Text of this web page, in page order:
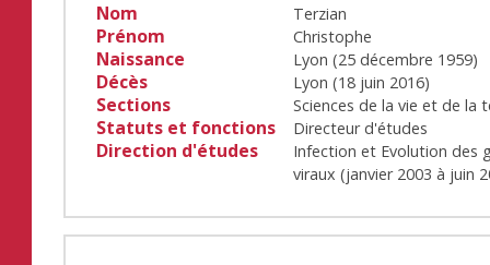
Nom Terzian
Prénom Christophe
Naissance Lyon (25 décembre 1959)
Décès Lyon (18 juin 2016)
Sections Sciences de la vie et de la
Statuts et fonctions Directeur d'études
Direction d'études
Infection et Evolution des
viraux (janvier 2003 à juin